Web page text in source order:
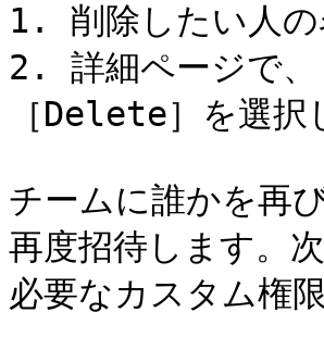
1. 削除したい人の
2. 詳細ページで
［Delete］を選択
チームに誰かを再
再度招待します。
必要なカスタム権